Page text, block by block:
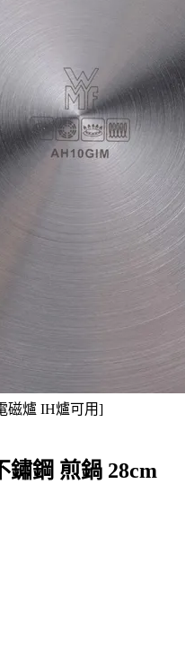
磁爐 IH爐可用]
鏽鋼 煎鍋 28cm